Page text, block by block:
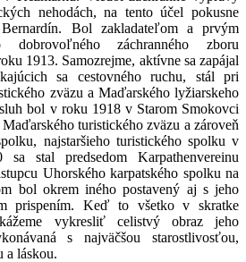
nehodách, na tento účel pokusne
Bol zakladateľom a prvým
dobrovoľného záchranného zboru
1913. Samozrejme, aktívne sa zapájal
sa cestovného ruchu, stál pri
zväzu a Maďarského lyžiarskeho
bol v roku 1918 v Starom Smokovci
turistického zväzu a zároveň
najstaršieho turistického spolku v
stal predsedom Karpathenvereinu
Uhorského karpatského spolku na
bol okrem iného postavený aj s jeho
prispením. Keď to všetko v skratke
vykresliť celistvý obraz jeho
s najväčšou starostlivosťou,
a láskou.